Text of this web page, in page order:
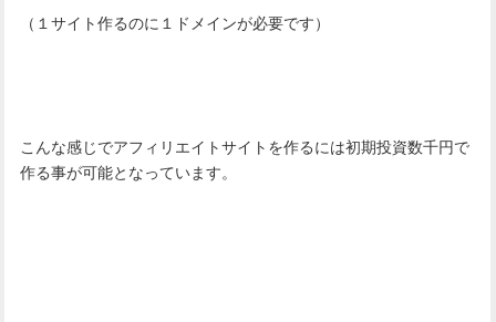
（１サイト作るのに１ドメインが必要です）
こんな感じでアフィリエイトサイトを作るには初期投資数千円で
作る事が可能となっています。